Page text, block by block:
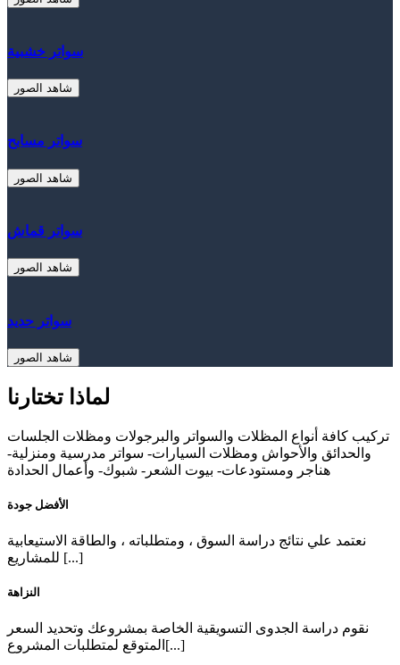
سواتر خشبية
شاهد الصور
سواتر مسابح
شاهد الصور
سواتر قماش
شاهد الصور
سواتر حديد
شاهد الصور
لماذا تختارنا
تركيب كافة أنواع المظلات والسواتر والبرجولات ومظلات الجلسات
والحدائق والأحواش ومظلات السيارات- سواتر مدرسية ومنزلية-
هناجر ومستودعات- بيوت الشعر- شبوك- وأعمال الحدادة
الأفضل جودة
نعتمد علي نتائج دراسة السوق ، ومتطلباته ، والطاقة الاستيعابية
للمشاريع [...]
النزاهة
نقوم دراسة الجدوى التسويقية الخاصة بمشروعك وتحديد السعر
المتوقع لمتطلبات المشروع[...]